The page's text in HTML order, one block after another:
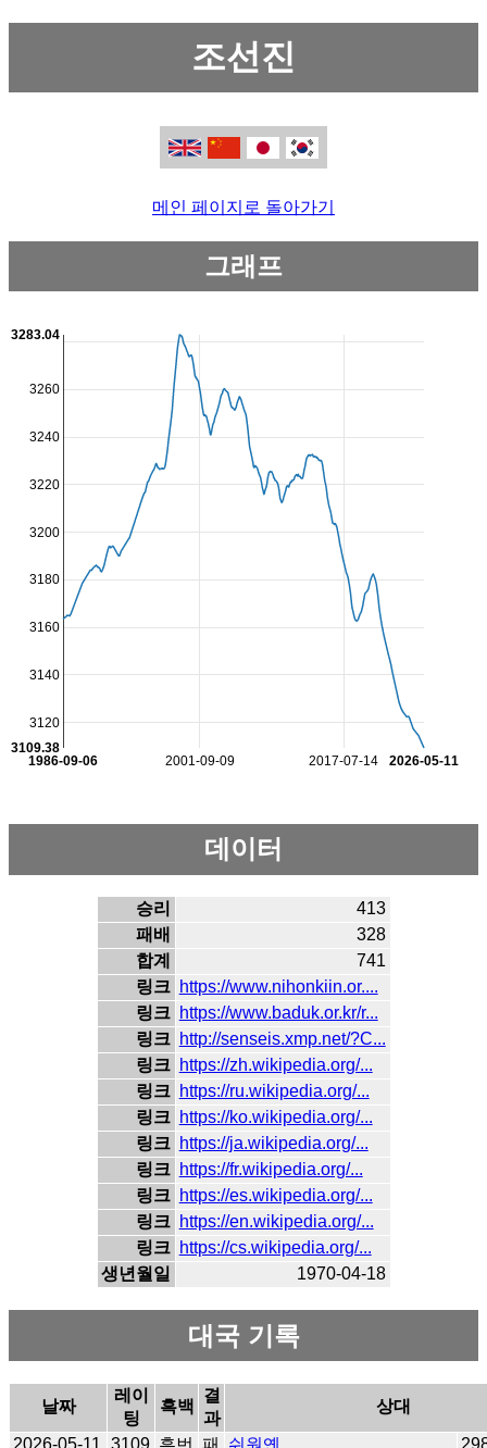
조선진
메인 페이지로 돌아가기
그래프
2001-09-09 2017-07-14
1986-09-06 2026-05-11
3120
3140
3160
3180
3200
3220
3240
3260
3109.38
3283.04
데이터
승리
413
패배
328
합계
741
링크 https://www.nihonkiin.or....
링크 https://www.baduk.or.kr/r...
링크 http://senseis.xmp.net/?C...
링크 https://zh.wikipedia.org/...
링크 https://ru.wikipedia.org/...
링크 https://ko.wikipedia.org/...
링크 https://ja.wikipedia.org/...
링크 https://fr.wikipedia.org/...
링크 https://es.wikipedia.org/...
링크 https://en.wikipedia.org/...
링크 https://cs.wikipedia.org/...
생년월일
1970-04-18
대국 기록
날짜
레이
팅
흑백
결
과
상대
2026-05-11 3109 흑번 패 쉬원옌